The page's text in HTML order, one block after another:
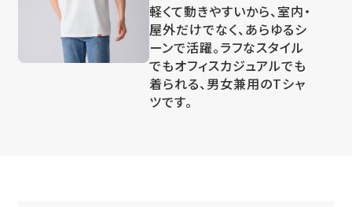
軽くて動きやすいから、室内・
屋外だけでなく、あらゆるシ
ーンで活躍。ラフなスタイル
でもオフィスカジュアルでも
着られる、男女兼用のTシャ
ツです。